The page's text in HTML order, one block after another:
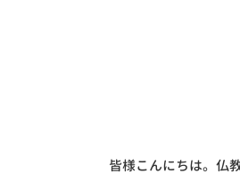
皆様こんにちは。仏